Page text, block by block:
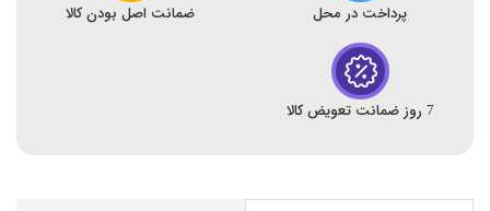
پرداخت در محل ضمانت اصل بودن کالا
7 روز ضمانت تعویض کالا